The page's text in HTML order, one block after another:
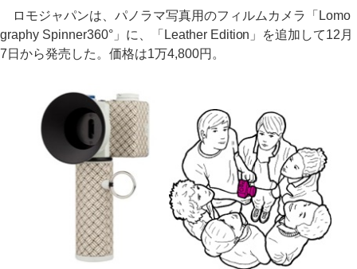
ロモジャパンは、パノラマ写真用のフィルムカメラ「Lomo
graphy Spinner360°」に、「Leather Edition」を追加して12月
7日から発売した。価格は1万4,800円。